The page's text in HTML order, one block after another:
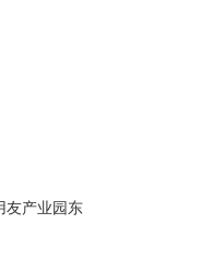
友产业园东